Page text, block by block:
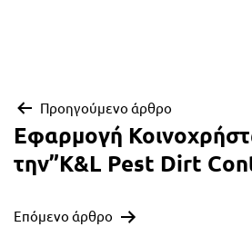
Πλοήγηση
άρθρων
Προηγούμενο άρθρο
Εφαρμογή
την”K&L Pest Dirt
Επόμενο άρθρο